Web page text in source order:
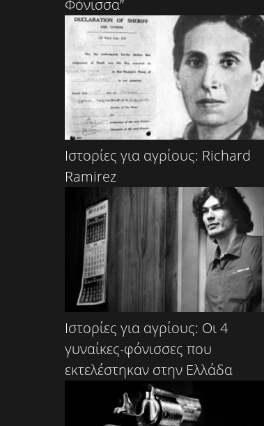
Φόνισσα”
Ιστορίες για αγρίους: Richard
Ramirez
Ιστορίες για αγρίους: Οι 4
γυναίκες-φόνισσες που
εκτελέστηκαν στην Ελλάδα